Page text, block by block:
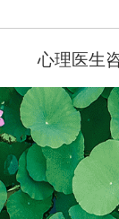
心理医生